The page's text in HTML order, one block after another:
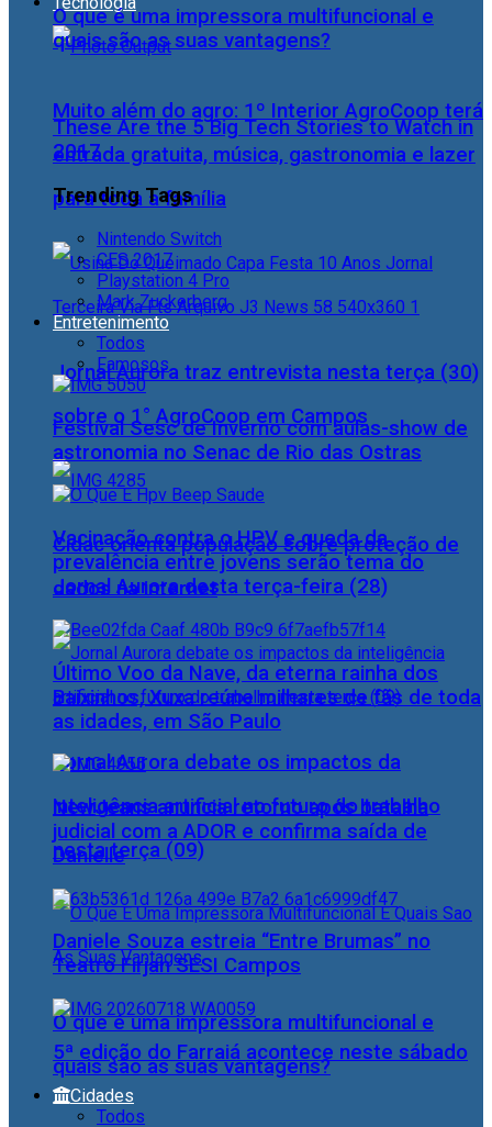
Muito além do agro: 1º Interior AgroCoop terá
entrada gratuita, música, gastronomia e lazer
para toda a família
Jornal Aurora traz entrevista nesta terça (30)
sobre o 1° AgroCoop em Campos
Cidac orienta população sobre proteção de
dados na internet
Jornal Aurora debate os impactos da
inteligência artificial no futuro do trabalho
nesta terça (09)
O que é uma impressora multifuncional e
quais são as suas vantagens?
O que é uma impressora multifuncional e
quais são as suas vantagens?
These Are the 5 Big Tech Stories to Watch in
2017
Trending Tags
Nintendo Switch
CES 2017
Playstation 4 Pro
Mark Zuckerberg
Entretenimento
Todos
Famosos
Festival Sesc de Inverno com aulas-show de
astronomia no Senac de Rio das Ostras
Vacinação contra o HPV e queda da
prevalência entre jovens serão tema do
Jornal Aurora desta terça-feira (28)
Último Voo da Nave, da eterna rainha dos
Baixinhos, Xuxa reúne milhares de fãs de toda
as idades, em São Paulo
NewJeans anuncia retorno após batalha
judicial com a ADOR e confirma saída de
Danielle
Daniele Souza estreia “Entre Brumas” no
Teatro Firjan SESI Campos
5ª edição do Farraiá acontece neste sábado
Cidades
Todos